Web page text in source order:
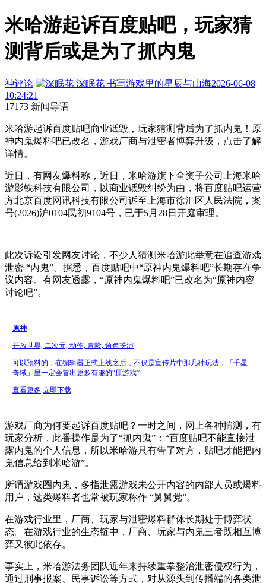
米哈游起诉百度贴吧，玩家猜
测背后或是为了抓内鬼
神评论 深眠花 书写游戏里的星辰与山海2026-06-08
10:24:21
17173 新闻导语
米哈游起诉百度贴吧商业诋毁，玩家猜测背后为了抓内鬼！原
神内鬼爆料吧已改名，游戏厂商与泄密者博弈升级，点击了解
详情。
近日，有网友爆料称，近日，米哈游旗下全资子公司上海米哈
游影铁科技有限公司，以商业诋毁纠纷为由，将百度贴吧运营
方北京百度网讯科技有限公司诉至上海市徐汇区人民法院，案
号(2026)沪0104民初9104号，已于5月28日开庭审理。
此次诉讼引发网友讨论，不少人猜测米哈游此举意在追查游戏
泄密 “内鬼”。据悉，百度贴吧中“原神内鬼爆料吧”长期存在争
议内容。有网友透露，“原神内鬼爆料吧”已改名为“原神内容
讨论吧”。
原神
开放世界, 二次元, 动作, 冒险, 角色扮演
可以预料的，在编辑器正式上线之后，不仅是宣传片中那几种玩法，「千星
奇域」里一定会冒出更多有趣的“原游戏”...
查看更多 立即下载
游戏厂商为何要起诉百度贴吧？一时之间，网上各种揣测，有
玩家分析，此番操作是为了“抓内鬼”：“百度贴吧不能直接泄
露内鬼的个人信息，所以米哈游只有告了对方，贴吧才能把内
鬼信息给到米哈游”。
所谓游戏圈内鬼，多指泄露游戏未公开内容的内部人员或爆料
用户，这类爆料者也常被玩家称作 “舅舅党”。
在游戏行业里，厂商、玩家与泄密爆料群体长期处于博弈状
态。在游戏行业的生态链中，厂商、玩家与内鬼三者既相互博
弈又彼此依存。
事实上，米哈游法务团队近年来持续重拳整治泄密侵权行为，
通过刑事报案、民事诉讼等方式，对从源头到传播端的各类泄